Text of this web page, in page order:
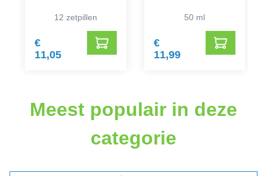
12 zetpillen
€
11,05
50 ml
€
11,99
Meest populair in deze
categorie